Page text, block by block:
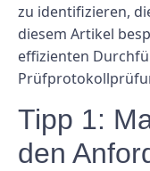
zu identifizieren,
diesem Artikel
effizienten
Tipp 1:
den